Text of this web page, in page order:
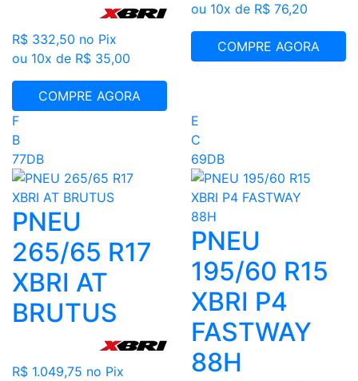
R$ 332,50 no Pix
ou 10x de R$ 35,00
COMPRE AGORA
ou 10x de R$ 76,20
COMPRE AGORA
F
B
77DB
PNEU
265/65 R17
XBRI AT
BRUTUS
R$ 1.049,75 no Pix
E
C
69DB
PNEU
195/60 R15
XBRI P4
FASTWAY
88H